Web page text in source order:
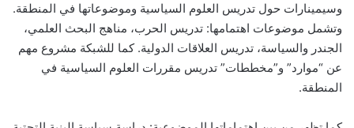
وسيمينارات حول تدريس العلوم السياسية وموضوعاتها في المنطقة.
وتشمل موضوعات اهتمامها: تدريس الحرب، مناهج البحث العلمي،
الجندر والسياسة، تدريس العلاقات الدولية. كما للشبكة مشروع مهم
عن “موارد” و”مخططات” تدريس مقررات العلوم السياسية في
المنطقة.